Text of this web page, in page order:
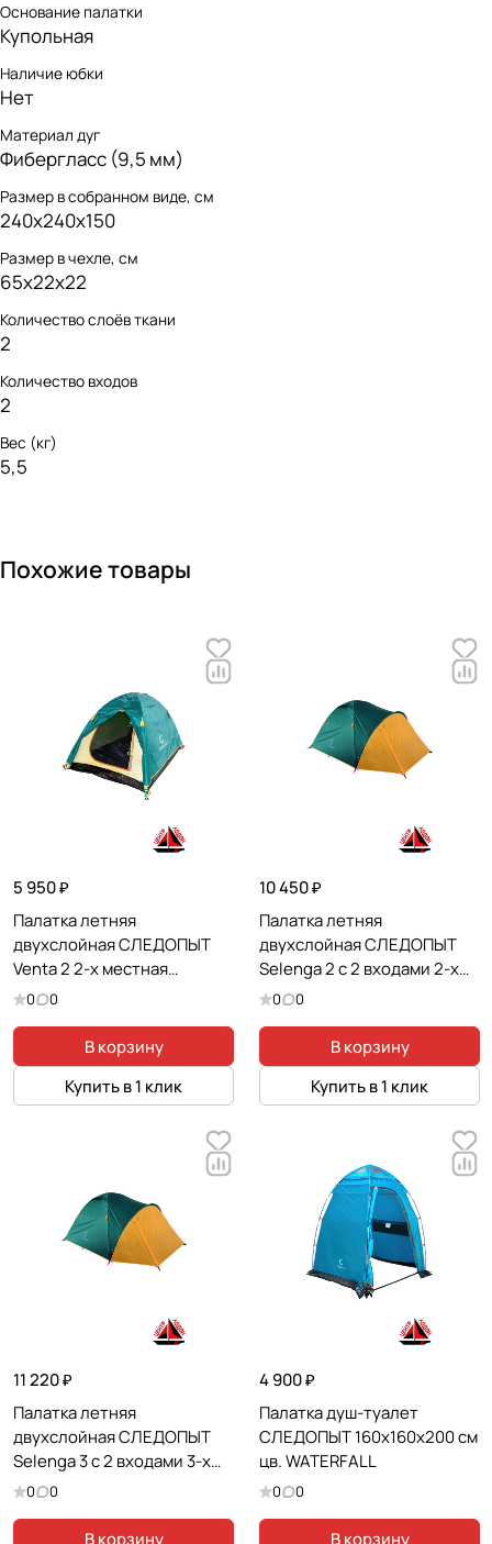
Основание палатки
Купольная
Наличие юбки
Нет
Материал дуг
Фибергласс (9,5 мм)
Размер в собранном виде, см
240x240x150
Размер в чехле, см
65x22x22
Количество слоёв ткани
2
Количество входов
2
Вес (кг)
5,5
Похожие товары
5 950 ₽
Палатка летняя
двухслойная СЛЕДОПЫТ
Venta 2 2-х местная
270х155х120 см
0 0
В корзину
Купить в 1 клик
10 450 ₽
Палатка летняя
двухслойная СЛЕДОПЫТ
Selenga 2 с 2 входами 2-х
местная
0 0
В корзину
Купить в 1 клик
11 220 ₽
Палатка летняя
двухслойная СЛЕДОПЫТ
Selenga 3 с 2 входами 3-х
местная
0 0
В корзину
4 900 ₽
Палатка душ-туалет
СЛЕДОПЫТ 160х160х200 см
цв. WATERFALL
0 0
В корзину